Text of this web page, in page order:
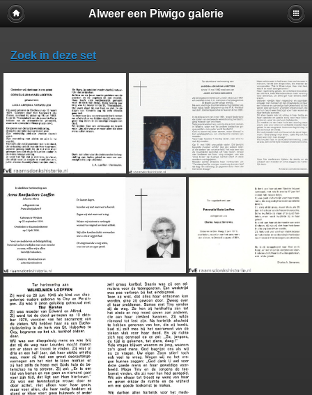
Alweer een Piwigo galerie
Zoek in deze set